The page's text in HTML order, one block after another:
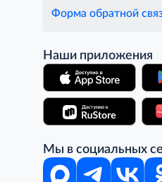
Форма обратной
Наши приложения
Мы в социальных